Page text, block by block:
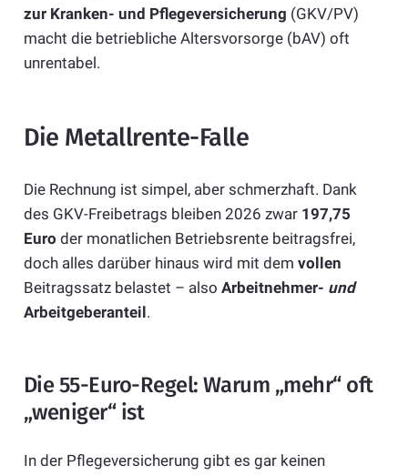
zur Kranken- und Pflegeversicherung (GKV/PV)
macht die betriebliche Altersvorsorge (bAV) oft
unrentabel.
Die Metallrente-Falle
Die Rechnung ist simpel, aber schmerzhaft. Dank
des GKV-Freibetrags bleiben 2026 zwar 197,75
Euro der monatlichen Betriebsrente beitragsfrei,
doch alles darüber hinaus wird mit dem vollen
Beitragssatz belastet – also Arbeitnehmer- und
Arbeitgeberanteil.
Die 55-Euro-Regel: Warum „mehr“ oft
„weniger“ ist
In der Pflegeversicherung gibt es gar keinen